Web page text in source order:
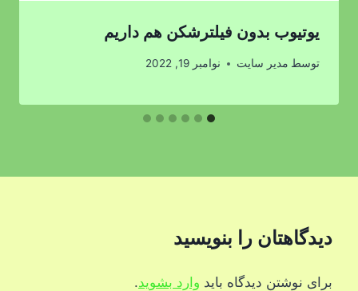
یوتیوب بدون فیلترشکن هم داریم
توسط مدیر سایت نوامبر 19, 2022
دیدگاهتان را بنویسید
برای نوشتن دیدگاه باید وارد بشوید.